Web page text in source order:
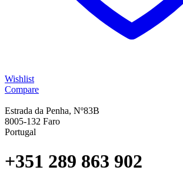
Wishlist
Compare
Estrada da Penha, Nº83B
8005-132 Faro
Portugal
+351 289 863 902